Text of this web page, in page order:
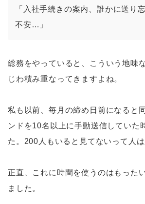
「入社手続きの案内、誰かに送り
不安…」
総務をやっていると、こういう地味
じわ積み重なってきますよね。
私も以前、毎月の締め日前になると
ンドを10名以上に手動送信していた
た。200人もいると見てないって人は
正直、これに時間を使うのはもった
ました。